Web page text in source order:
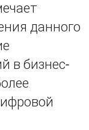
данного
в бизнес-